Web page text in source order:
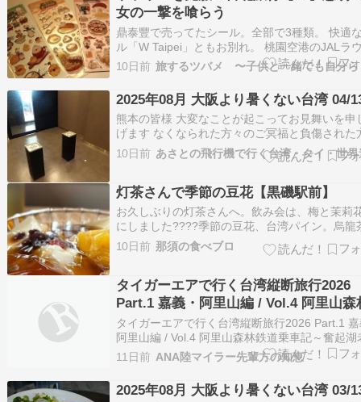
女の一撃を喰らう
鼎泰豐で売ってたシール。全部で3種類。 快適
ル「W Taipei」ともお別れ。 桃園空港のJALラ
ジ。この椅子から立ちあがろうとした時に悲劇
ラウンジのメニュー。牛肉麺が食べられた。 台
各地がテーマとなっている搭乗口。 「健康」と
ランタンにすがる想い。 熟…
10日前
2025年08月 大阪より暑くない台湾 04/
熊本の皆様 大変なことが起こってお見舞いを申
げます なくなられた方々のご冥福と負傷された
ご回復を祈ります 私は８月の末に予定していま
熊本行きは撤回しました こんな大変な時期に遊
た阪急電車で三宮に行った時 想像もつか…
10日前
灯茶さんで季節の豆花【黒磯駅前】
お久しぶりの灯茶さんへ。飲み会は、梅と茉莉
にしました????季節の豆花、台湾パイン。烏龍
ゼリーと共に、この時期、最高のスイーツです
冬で、あったか豆花も美味しいのですが????次
10日前 那須の食べブロ
タイガーエアで行く台湾縦断旅行2026
Part.1 嘉義・阿里山編 / Vol.4 阿里山森
道乗車記～奮起湖老街と名物「奮起湖
（駅弁）」を楽しむ～
タイガーエアで行く台湾縦断旅行2026 Part.1
阿里山編 / Vol.4 阿里山森林鉄道乗車記～奮起湖
と名物「奮起湖便當（駅弁）」を楽しむ～ -
labo -walking around the world- 続きを読む
11日前 ANA陸マイラー先輩方の知恵
2025年08月 大阪より暑くない台湾 03/